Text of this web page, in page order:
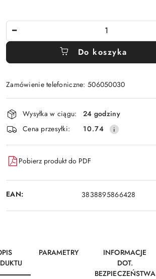
Do koszyka
Zamówienie telefoniczne: 506050030
Wyślij
Dostępność
i
dostawa
Wysyłka w ciągu:
24 godziny
Cena przesyłki:
10.74
Pobierz produkt do PDF
EAN: 3838895866428
PARAMETRY
INFORMACJE
DOT.
BEZPIECZEŃSTWA